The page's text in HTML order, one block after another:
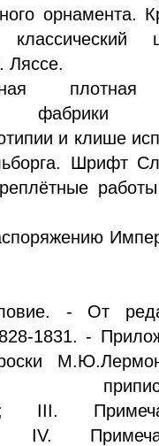
орнамента.
Ляссе.
фабрики
и клише
Шрифт
- От
1831. -
III.
IV.